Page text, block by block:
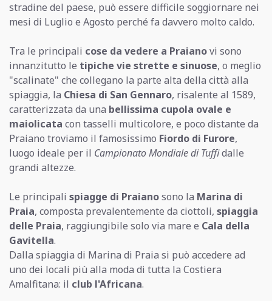
stradine del paese, può essere difficile soggiornare nei
mesi di Luglio e Agosto perché fa davvero molto caldo.
Tra le principali cose da vedere a Praianovi sono
innanzitutto le tipiche vie strette e sinuose, o meglio
"scalinate" che collegano la parte alta della città alla
spiaggia, la Chiesa di San Gennaro, risalente al 1589,
caratterizzata da una bellissima cupola ovale e
maiolicata con tasselli multicolore, e poco distante da
Praiano troviamo il famosissimo Fiordo di Furore,
luogo ideale per il Campionato Mondiale di Tuffidalle
grandi altezze.
Le principali spiagge di Praianosono la Marina di
Praia, composta prevalentemente da ciottoli, spiaggia
delle Praia, raggiungibile solo via mare e Cala della
Gavitella.
Dalla spiaggia di Marina di Praia si può accedere ad
uno dei locali più alla moda di tutta la Costiera
Amalfitana: il club l'Africana.